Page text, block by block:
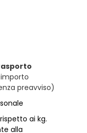
importo
preavviso)
ai kg.
alla